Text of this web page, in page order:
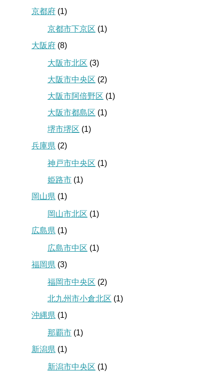
京都府 (1)
京都市下京区 (1)
大阪府 (8)
大阪市北区 (3)
大阪市中央区 (2)
大阪市阿倍野区 (1)
大阪市都島区 (1)
堺市堺区 (1)
兵庫県 (2)
神戸市中央区 (1)
姫路市 (1)
岡山県 (1)
岡山市北区 (1)
広島県 (1)
広島市中区 (1)
福岡県 (3)
福岡市中央区 (2)
北九州市小倉北区 (1)
沖縄県 (1)
那覇市 (1)
新潟県 (1)
新潟市中央区 (1)